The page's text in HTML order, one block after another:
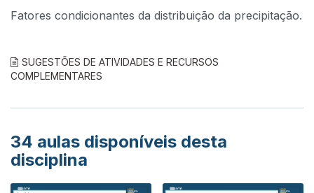
Fatores condicionantes da distribuição da precipitação.
SUGESTÕES DE ATIVIDADES E RECURSOS
COMPLEMENTARES
34 aulas disponíveis desta
disciplina